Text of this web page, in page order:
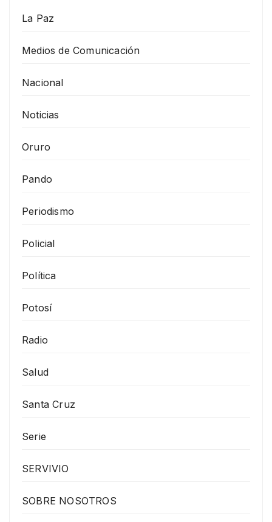
La Paz
Medios de Comunicación
Nacional
Noticias
Oruro
Pando
Periodismo
Policial
Política
Potosí
Radio
Salud
Santa Cruz
Serie
SERVIVIO
SOBRE NOSOTROS